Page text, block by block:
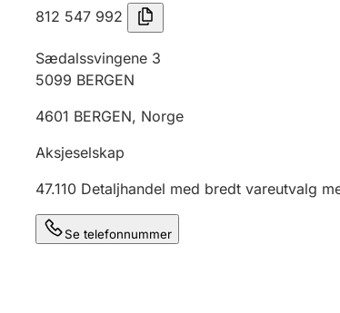
812 547 992
Sædalssvingene 3
5099 BERGEN
4601 BERGEN, Norge
Aksjeselskap
47.110 Detaljhandel med bredt vareutvalg
Se telefonnummer